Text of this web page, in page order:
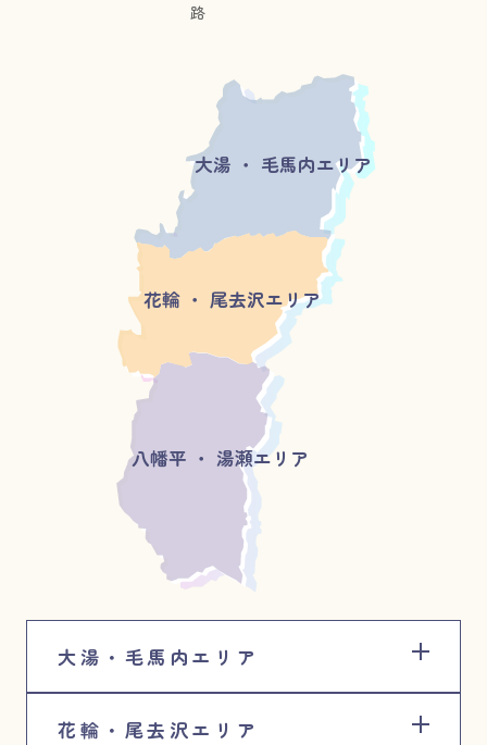
路
大湯 ・ 毛馬内エリア
花輪 ・ 尾去沢エリア
八幡平 ・ 湯瀬エリア
大湯・毛馬内エリア
花輪・尾去沢エリア